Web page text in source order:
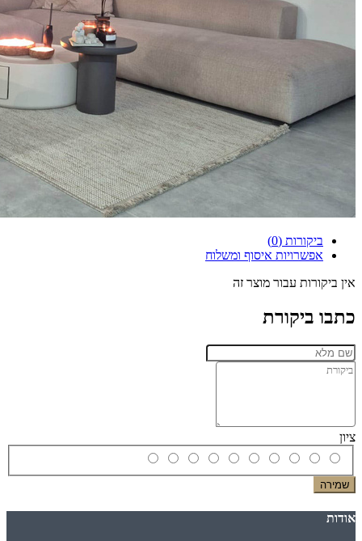
ביקורות (0)
אפשרויות איסוף ומשלוח
אין ביקורות עבור מוצר זה
כתבו ביקורת
ציון
שמירה
אודות